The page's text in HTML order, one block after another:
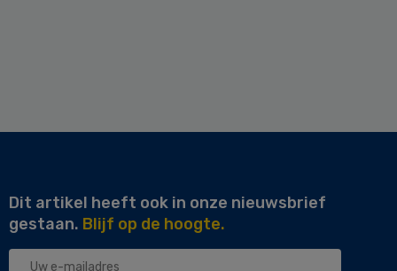
Dit artikel heeft ook in onze nieuwsbrief
gestaan. Blijf op de hoogte.
Uw